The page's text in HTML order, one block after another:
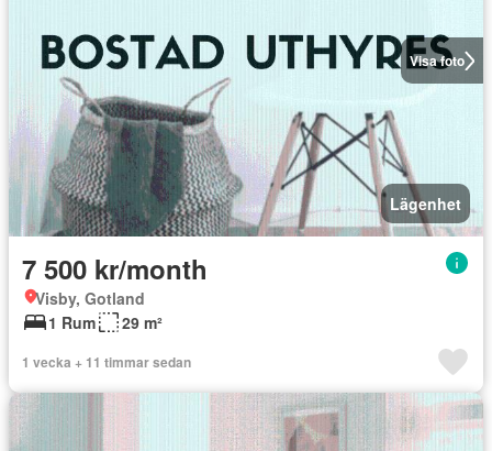
Visa foto
Lägenhet
7 500 kr/month
Visby, Gotland
1 Rum
29 m²
1 vecka + 11 timmar sedan